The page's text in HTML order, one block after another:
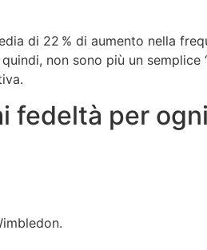
di 22 % di aumento nella
non sono più un semplice
fedeltà per ogni